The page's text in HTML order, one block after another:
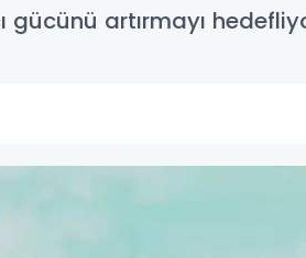
gücünü artırmayı